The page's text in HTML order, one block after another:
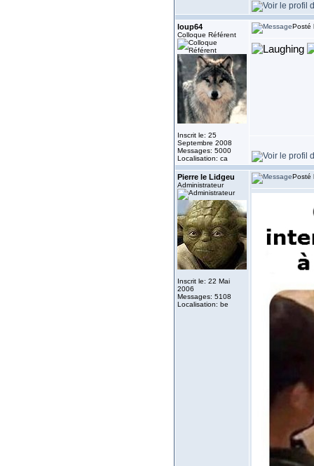
loup64
Colloque Référent
Inscrit le: 25
Septembre 2008
Messages: 5000
Localisation: ca
Posté
Pierre le Lidgeu
Administrateur
Inscrit le: 22 Mai
2006
Messages: 5108
Localisation: be
Posté